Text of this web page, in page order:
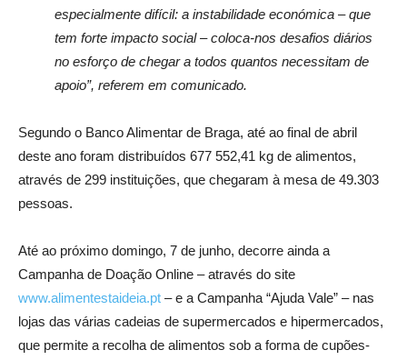
especialmente difícil: a instabilidade económica – que
tem forte impacto social – coloca-nos desafios diários
no esforço de chegar a todos quantos necessitam de
apoio”, referem em comunicado.
Segundo o Banco Alimentar de Braga, até ao final de abril
deste ano foram distribuídos 677 552,41 kg de alimentos,
através de 299 instituições, que chegaram à mesa de 49.303
pessoas.
Até ao próximo domingo, 7 de junho, decorre ainda a
Campanha de Doação Online – através do site
www.alimentestaideia.pt – e a Campanha “Ajuda Vale” – nas
lojas das várias cadeias de supermercados e hipermercados,
que permite a recolha de alimentos sob a forma de cupões-